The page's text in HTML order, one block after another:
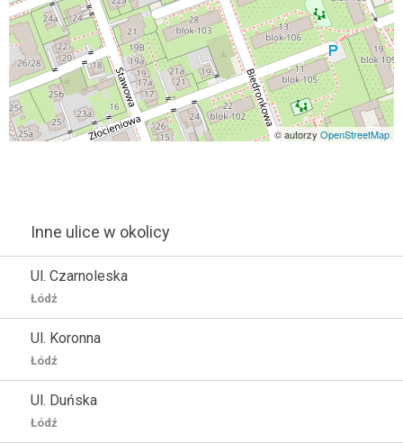
© autorzyOpenStreetMap
Inne ulice w okolicy
Ul. Czarnoleska
Łódź
Ul. Koronna
Łódź
Ul. Duńska
Łódź